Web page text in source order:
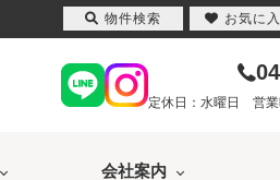
定休日：水曜日 営
会社案内
物件検索 お気に